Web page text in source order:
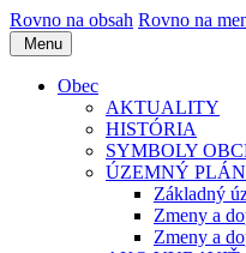
Rovno na obsah Rovno na
Menu
Obec
AKTUALITY
HISTÓRIA
SYMBOLY
ÚZEMNÝ
Základný
Zmeny a
Zmeny a